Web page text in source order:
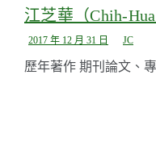
江芝華（Chih-Hua
2017 年 12 月 31 日 JC
歷年著作 期刊論文、